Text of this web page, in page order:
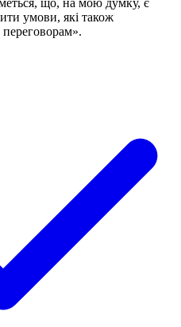
умови, які також